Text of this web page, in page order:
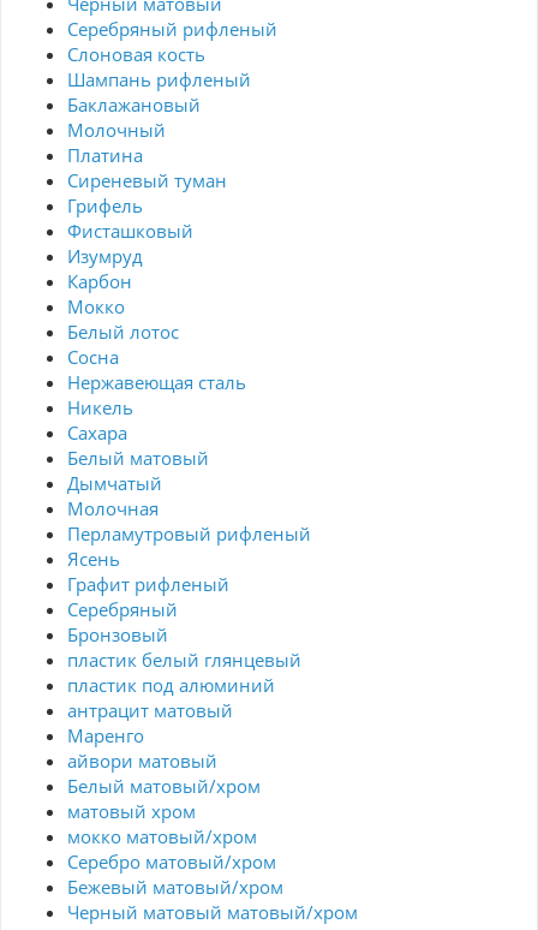
Серебряный рифленый
Слоновая кость
Шампань рифленый
Баклажановый
Молочный
Платина
Сиреневый туман
Грифель
Фисташковый
Изумруд
Карбон
Мокко
Белый лотос
Сосна
Нержавеющая сталь
Никель
Сахара
Белый матовый
Дымчатый
Молочная
Перламутровый рифленый
Ясень
Графит рифленый
Серебряный
Бронзовый
пластик белый глянцевый
пластик под алюминий
антрацит матовый
Маренго
айвори матовый
Белый матовый/хром
матовый хром
мокко матовый/хром
Серебро матовый/хром
Бежевый матовый/хром
Черный матовый матовый/хром